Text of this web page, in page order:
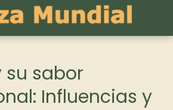
su sabor
Influencias y